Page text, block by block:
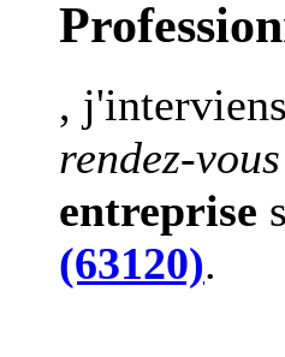
,
rendez-
entreprise
(63120).